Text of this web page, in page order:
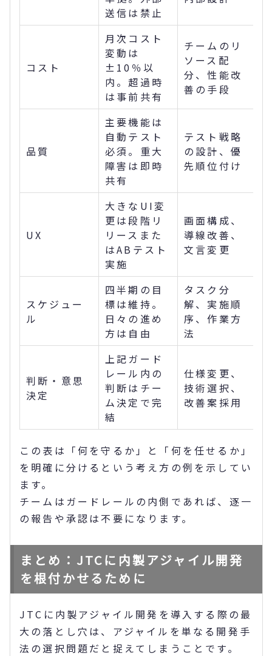
送信は禁止
コスト
月次コスト
変動は
±10％以
内。超過時
は事前共有
チームのリ
ソース配
分、性能改
善の手段
品質
主要機能は
自動テスト
必須。重大
障害は即時
共有
テスト戦略
の設計、優
先順位付け
UX
大きなUI変
更は段階リ
リースまた
はABテスト
実施
画面構成、
導線改善、
文言変更
スケジュー
ル
四半期の目
標は維持。
日々の進め
方は自由
タスク分
解、実施順
序、作業方
法
判断・意思
決定
上記ガード
レール内の
判断はチー
ム決定で完
結
仕様変更、
技術選択、
改善案採用
この表は「何を守るか」と「何を任せるか」
を明確に分けるという考え方の例を示してい
ます。
チームはガードレールの内側であれば、逐一
の報告や承認は不要になります。
まとめ：JTCに内製アジャイル開発
を根付かせるために
JTCに内製アジャイル開発を導入する際の最
大の落とし穴は、アジャイルを単なる開発手
法の選択問題だと捉えてしまうことです。